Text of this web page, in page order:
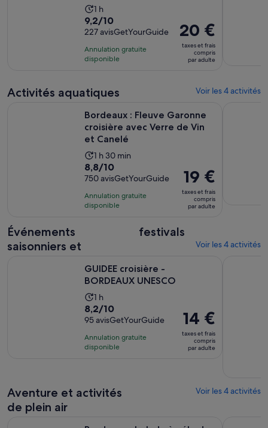
Durée
de
l’activité :
1 heure
1 h
9.2
sur
10
pour
9,2/10
227 avisGetYourGuide
Annulation gratuite
disponible
Le
prix
est
de 20 €.
adulte
20 €
taxes et frais
compris
par adulte
Activités aquatiques Voir les 4 activités
Bordeaux : Fleuve Garonne
croisière avec Verre de Vin
et Canelé
Durée
de
l’activité :
1 heure
et
1 h 30 min
8.8
sur
10
pour
8,8/10
750 avisGetYourGuide
Annulation gratuite
disponible
Le
prix
est
de 19 €.
adulte
19 €
taxes et frais
compris
par adulte
Événements
saisonniers et
festivals
Voir les 4 activités
GUIDEE croisière -
BORDEAUX UNESCO
Durée
de
l’activité :
1 heure
1 h
8.2
sur
10
pour
8,2/10
95 avisGetYourGuide
Annulation gratuite
disponible
Le
prix
est
de 14 €.
14 €
taxes et frais
compris
par adulte
Aventure et activités
de plein air
Voir les 4 activités